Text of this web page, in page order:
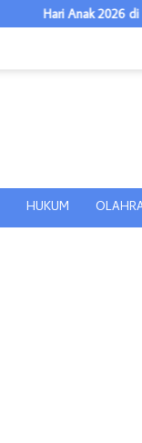
Hari Anak 2026 di
HUKUM